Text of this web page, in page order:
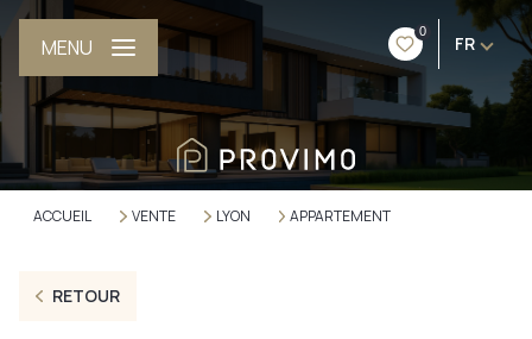
0
FR
MENU
ACCUEIL VENTE LYON APPARTEMENT
RETOUR